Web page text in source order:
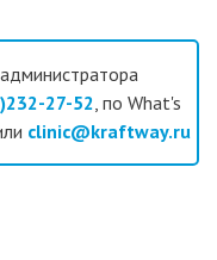
27-52, по What's
clinic@kraftway.ru